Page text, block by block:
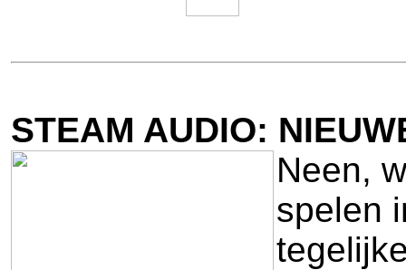
STEAM AUDIO:
Neen,
spelen